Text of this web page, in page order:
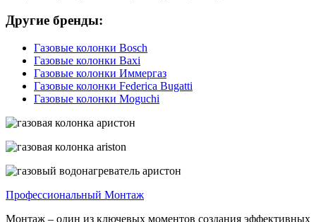
Другие бренды:
Газовые колонки Bosch
Газовые колонки Baxi
Газовые колонки Иммергаз
Газовые колонки Federica Bugatti
Газовые колонки Moguchi
Профессиональный Монтаж
Монтаж – один из ключевых моментов создания эффективных